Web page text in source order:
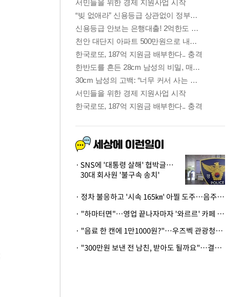
SNS에 '대통령 살해' 협박글…
30대 회사원 '불구속 송치'
· 정차 불응하고 '시속 165㎞' 아찔 도주…음주운전자 체포
· "하마터면"…영업 끝나자마자 '와르르' 카페 테라스 덮친 대리석 외벽
· "음료 한 캔에 1만1000원?"…우즈벡 관광청까지 나섰다, 유튜버 폭로 후폭풍
· "300만원 보낸 전 남친, 받아도 될까요"…결혼 앞둔 예비신부의 뜻밖 고충